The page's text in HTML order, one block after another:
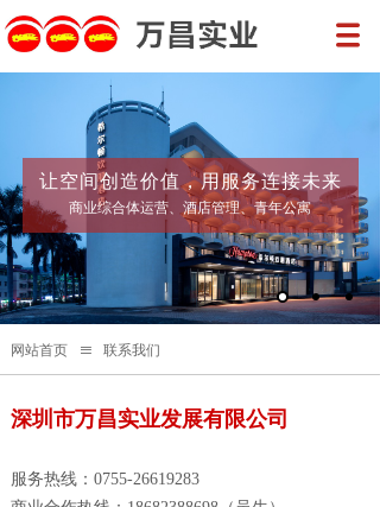
让空间创造价值，用服务连接未来
商业综合体运营、酒店管理、青年公寓
网站首页 ≡ 联系我们
深圳市万昌实业发展有限公司
服务热线：0755-26619283